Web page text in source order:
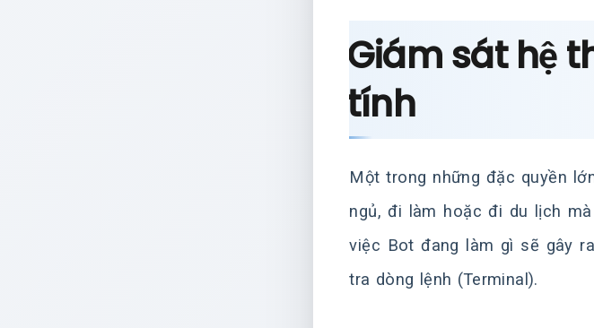
Giám sát hệ
tính
Một trong những đặc quyền
ngủ, đi làm hoặc đi du lịch
việc Bot đang làm gì sẽ gây
tra dòng lệnh (Terminal).